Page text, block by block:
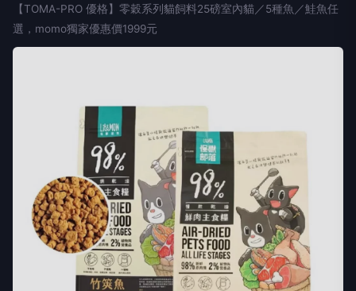
【TOMA-PRO 優格】零穀系列貓飼料25磅室內貓／5種魚／鮭魚任
選，momo獨家優惠價1999元